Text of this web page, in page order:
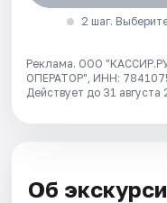
2 шаг.
Реклама. ООО
ОПЕРАТОР", ИНН:
Действует до 31 августа
Об